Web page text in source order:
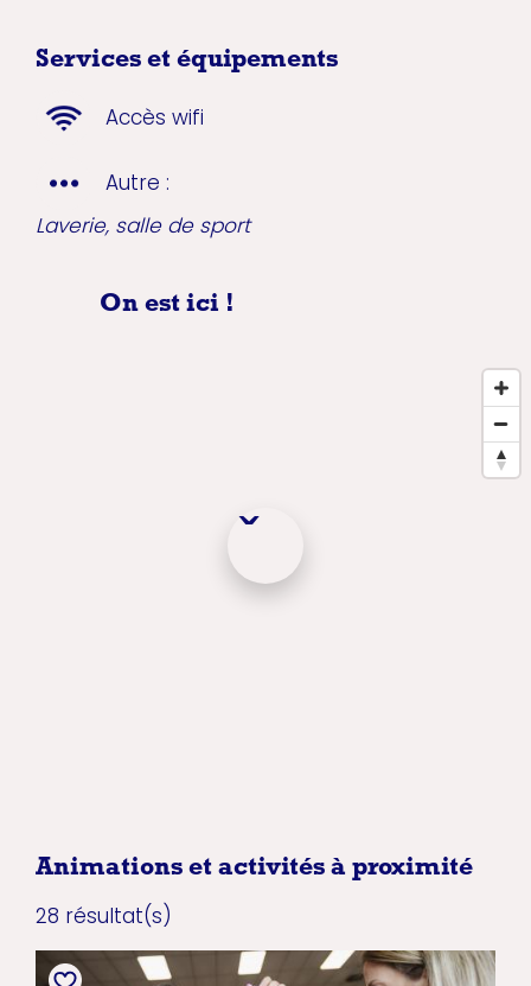
Services et équipements
Accès wifi
Autre :
Laverie, salle de sport
On est ici !
Animations et activités à proximité
28 résultat(s)